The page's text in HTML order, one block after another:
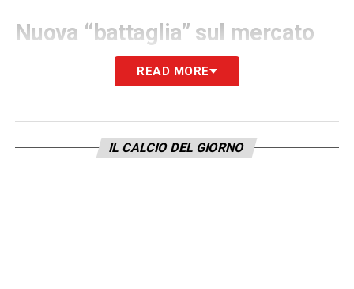
Nuova “battaglia” sul mercato
fra Inter e Atalanta: altro caso
Lookman all’orizzonte?
prestito al Cagliari,Marco Palestra
READ MORE
IL CALCIO DEL GIORNO